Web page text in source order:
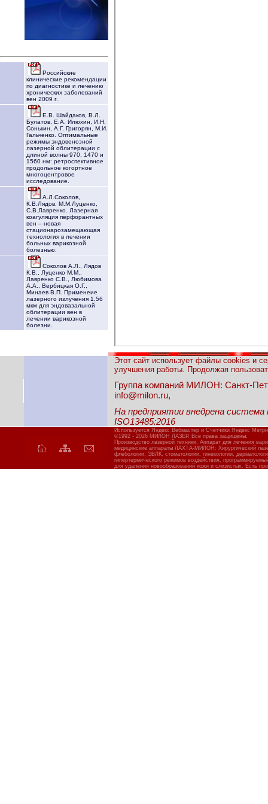
Российские
клинические рекомендации
по диагностике и лечению
хронических заболеваний
вен 2009 г.
Е.В. Шайдаков, В.Л.
Булатов, Е.А. Илюхин, И.Н.
Сонькин, А.Г. Григорян, М.И.
Гальченко. Оптимальные
режимы эндовенозной
лазерной облитерации с
длиной волны 970, 1470 и
1560 нм: ретроспективное
продольное когортное
многоцентровое
исследование.
А.Л.Соколов,
К.В.Лядов, М.М.Луценко,
С.В.Лавренко. Лазерная
коагуляция перфорантных
вен – новая
стационарозамещающая
технология в лечении
больных варикозной
болезнью.
Соколов А.Л., Лядов
К.В., Луценко М.М.,
Лавренко С.В., Любимова
А.А., Вербицкая О.Г.,
Минаев В.П. Применеие
лазерного излучения 1,56
мкм для эндовазальной
облитерации вен в
лечении варикозной
болезни.
Этот сайт использует файлы cookies и
улучшения работы. Продолжая
Группа компаний МИЛОН: Санкт-
info@milon.ru,
На предприятии внедрена
ISO13485:2016
Используется Яндекс Вебмастер и Счётчики Яндекс
©1992 - 2026 МИЛОН ЛАЗЕР. Все права защищены.
Производство лазерной техники. Аппарат для лечения
медицинские аппараты ЛАХТА-МИЛОН: Хирургический
флебологии, ЭВЛК, стоматологии, гинекологии,
гипертермического режимов воздействия,
для удаления новообразований кожи и слизистых. Есть